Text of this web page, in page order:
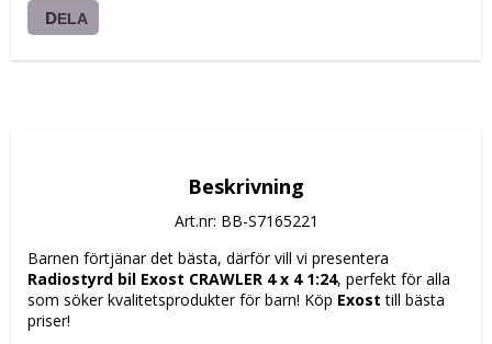
DELA
Beskrivning
Art.nr: BB-S7165221
Radiostyrd bil Exost CRAWLER 4 x 4 1:24, perfekt för alla
som söker kvalitetsprodukter för barn! Köp Exost till bästa
priser!